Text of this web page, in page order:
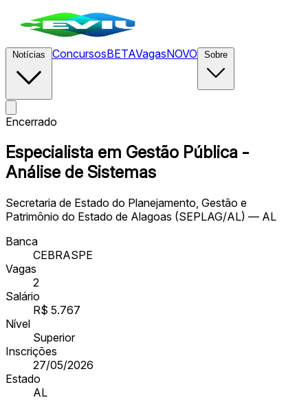
ConcursosBETAVagasNOVO
Encerrado
Especialista em Gestão Pública -
Análise de Sistemas
Secretaria de Estado do Planejamento, Gestão e
Patrimônio do Estado de Alagoas (SEPLAG/AL) — AL
Banca
CEBRASPE
Vagas
2
Salário
R$ 5.767
Nível
Superior
Inscrições
27/05/2026
Estado
AL